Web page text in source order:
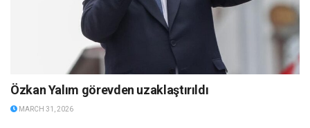
Özkan Yalım görevden uzaklaştırıldı
MARCH 31, 2026